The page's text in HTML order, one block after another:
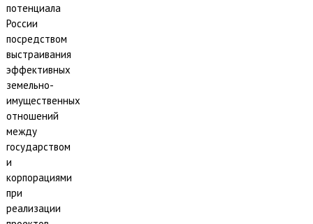
потенциала
России
посредством
выстраивания
эффективных
земельно-
имущественных
отношений
между
государством
и
корпорациями
при
реализации